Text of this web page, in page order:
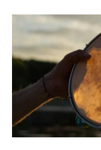
Melhores
Marcas
de
Pandeiro
em